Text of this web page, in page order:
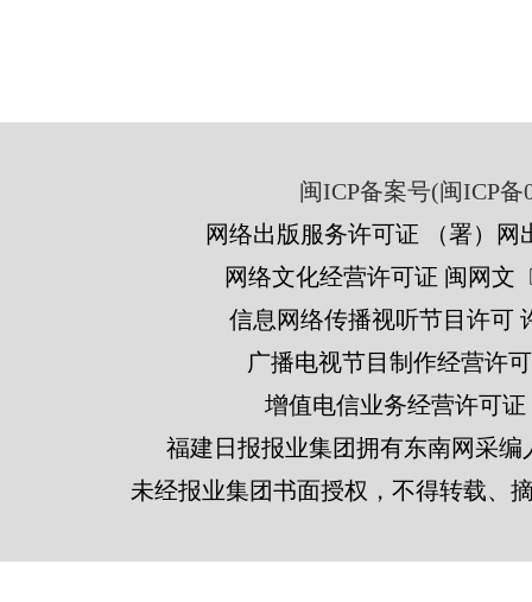
闽ICP备案号(闽ICP备
网络出版服务许可证 （署）网
网络文化经营许可证 闽网文
信息网络传播视听节目许可
广播电视节目制作经营许
增值电信业务经营许可证
福建日报报业集团拥有东南网采
未经报业集团书面授权，不得转载、